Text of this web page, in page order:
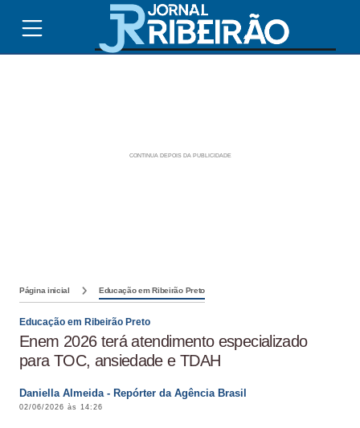
Página inicial Educação em Ribeirão Preto
Educação em Ribeirão Preto
Enem 2026 terá atendimento especializado
para TOC, ansiedade e TDAH
Daniella Almeida - Repórter da Agência Brasil
02/06/2026 às 14:26